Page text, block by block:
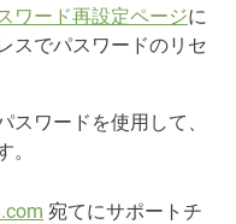
ワード再設定ページに
スでパスワードのリセ
スワードを使用して、
宛てにサポートチ